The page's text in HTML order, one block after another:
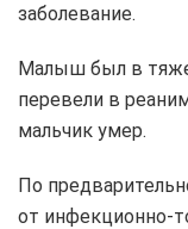
заболевание.
Малыш был в
перевели в
мальчик умер.
По
от инфекционно-